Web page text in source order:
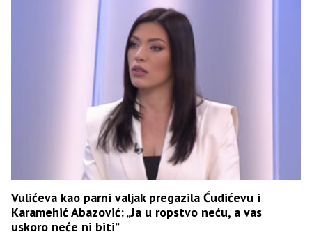
Vulićeva kao parni valjak pregazila Ćudićevu i
Karamehić Abazović: „Ja u ropstvo neću, a vas
uskoro neće ni biti”